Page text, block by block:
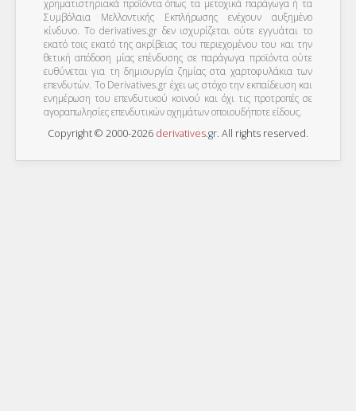
χρηματιστηριακά προϊόντα όπως τα μετοχικά παράγωγα ή τα
Συμβόλαια Μελλοντικής Εκπλήρωσης ενέχουν αυξημένο
κίνδυνο. Το derivatives.gr δεν ισχυρίζεται ούτε εγγυάται το
εκατό τοις εκατό της ακρίβειας του περιεχομένου του και την
θετική απόδοση μίας επένδυσης σε παράγωγα προϊόντα ούτε
ευθύνεται για τη δημιουργία ζημίας στα χαρτοφυλάκια των
επενδυτών. To Derivatives.gr έχει ως στόχο την εκπαίδευση και
ενημέρωση του επενδυτικού κοινού και όχι τις προτροπές σε
αγοραπωλησίες επενδυτικών οχημάτων οποιουδήποτε είδους.
Copyright © 2000-2026 derivatives.gr. All rights reserved.